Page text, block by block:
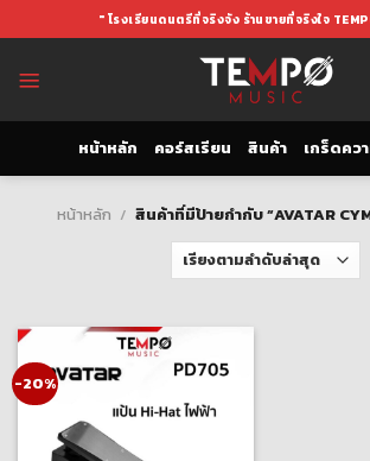
to
" โรงเรียนดนตรีที่จริงจัง ร้านขายที่จริงใจ
หน้าหลัก คอร์สเรียน สินค้า เกร็ดคว
หน้าหลัก / สินค้าที่มีป้ายกำกับ “AVATAR
-20%